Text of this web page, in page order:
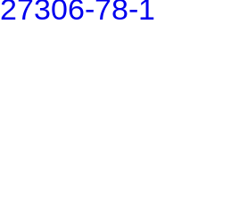
27306-78-1